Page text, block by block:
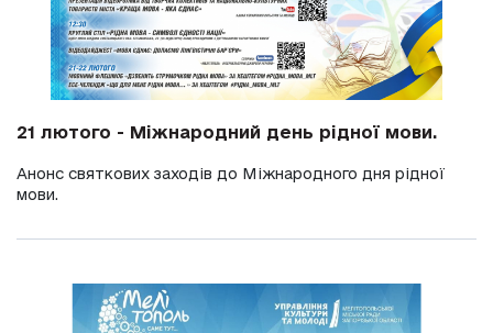
21 лютого - Міжнародний день рідної мови.
Анонс святкових заходів до Міжнародного дня рідної
мови.